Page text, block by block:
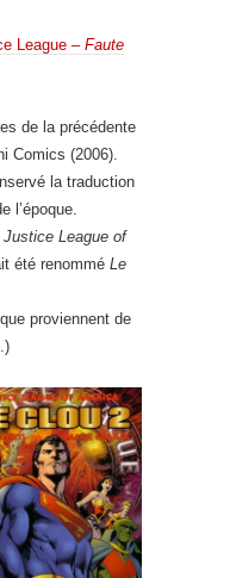
League – Faute
de la précédente
Comics (2006).
la traduction
l’époque.
Justice League of
été renommé Le
proviennent de